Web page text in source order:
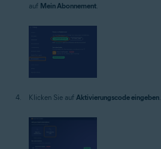
auf Mein Abonnement
Klicken Sie auf Aktivierungscode eingeben.